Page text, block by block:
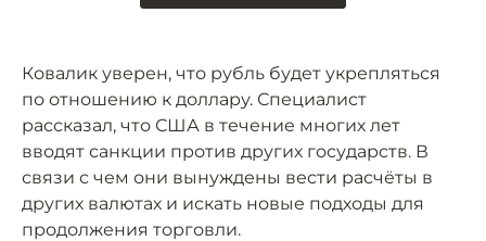
Ковалик уверен, что рубль будет укрепляться
по отношению к доллару. Специалист
рассказал, что США в течение многих лет
вводят санкции против других государств. В
связи с чем они вынуждены вести расчёты в
других валютах и искать новые подходы для
продолжения торговли.